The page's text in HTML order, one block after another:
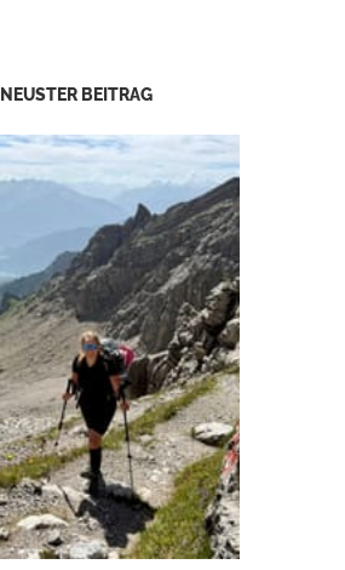
NEUSTER BEITRAG